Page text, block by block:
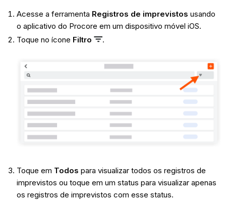
Acesse a ferramenta Registros de imprevistos usando
o aplicativo do Procore em um dispositivo móvel iOS.
Toque no ícone Filtro .
Toque em Todos para visualizar todos os registros de
imprevistos ou toque em um status para visualizar apenas
os registros de imprevistos com esse status.